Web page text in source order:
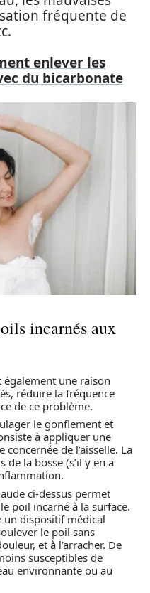
fréquente de
enlever les
du bicarbonate
incarnés aux
également une raison
réduire la fréquence
de ce problème.
le gonflement et
à appliquer une
de l’aisselle. La
la bosse (s’il y en a
ci-dessus permet
poil incarné à la surface.
un dispositif médical
le poil sans
et à l’arracher. De
susceptibles de
environnante ou au